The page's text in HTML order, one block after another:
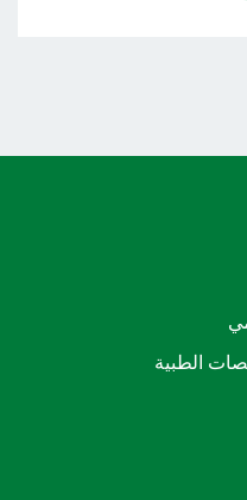
الطبية